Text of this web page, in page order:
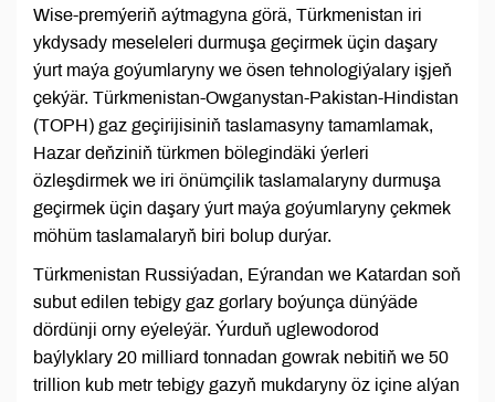
Wise-premýeriň aýtmagyna görä, Türkmenistan iri
ykdysady meseleleri durmuşa geçirmek üçin daşary
ýurt maýa goýumlaryny we ösen tehnologiýalary işjeň
çekýär. Türkmenistan-Owganystan-Pakistan-Hindistan
(TOPH) gaz geçirijisiniň taslamasyny tamamlamak,
Hazar deňziniň türkmen bölegindäki ýerleri
özleşdirmek we iri önümçilik taslamalaryny durmuşa
geçirmek üçin daşary ýurt maýa goýumlaryny çekmek
möhüm taslamalaryň biri bolup durýar.
Türkmenistan Russiýadan, Eýrandan we Katardan soň
subut edilen tebigy gaz gorlary boýunça dünýäde
dördünji orny eýeleýär. Ýurduň uglewodorod
baýlyklary 20 milliard tonnadan gowrak nebitiň we 50
trillion kub metr tebigy gazyň mukdaryny öz içine alýan